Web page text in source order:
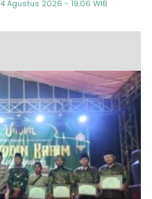
4 Agustus 2026 - 19:06 WIB